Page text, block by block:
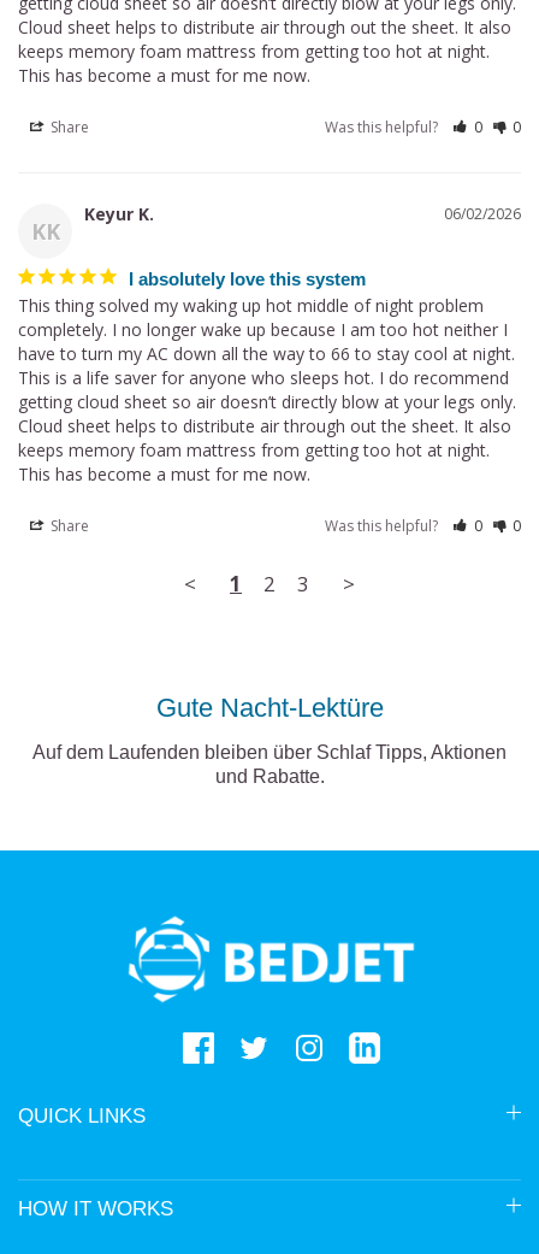
Cloud sheet helps to distribute air through out the sheet. It also
keeps memory foam mattress from getting too hot at night.
This has become a must for me now.
Share Was this helpful? 0 0
KK
06/02/2026
Keyur K.
I absolutely love this system
This thing solved my waking up hot middle of night problem
completely. I no longer wake up because I am too hot neither I
have to turn my AC down all the way to 66 to stay cool at night.
This is a life saver for anyone who sleeps hot. I do recommend
getting cloud sheet so air doesn’t directly blow at your legs only.
Cloud sheet helps to distribute air through out the sheet. It also
keeps memory foam mattress from getting too hot at night.
This has become a must for me now.
Share Was this helpful? 0 0
< 1 2 3 >
Gute Nacht-Lektüre
Auf dem Laufenden bleiben über Schlaf Tipps, Aktionen
und Rabatte.
QUICK LINKS
HOW IT WORKS